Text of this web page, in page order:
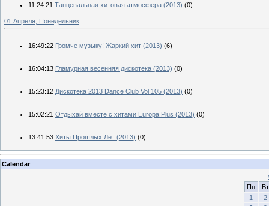
11:24:21 Танцевальная хитовая атмосфера (2013) (0)
01 Апреля, Понедельник
16:49:22 Громче музыку! Жаркий хит (2013) (6)
16:04:13 Гламурная весенняя дискотека (2013) (0)
15:23:12 Дискотека 2013 Dance Club Vol.105 (2013) (0)
15:02:21 Отдыхай вместе с хитами Europa Plus (2013) (0)
13:41:53 Хиты Прошлых Лет (2013) (0)
Calendar
Пн
Вт
1
2